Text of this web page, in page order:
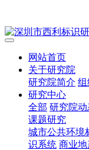
网站首页
关于研究院
研究院简介 组
研究中心
全部 研究院动
课题研究
城市公共环境
识系统 商业